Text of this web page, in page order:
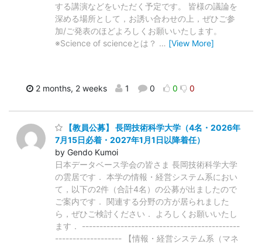
する講演などをいただく予定です。 皆様の議論を
深める場所として，お誘い合わせの上，ぜひご参
加/ご発表のほどよろしくお願いいたします。
※Science of scienceとは？ … [View More]
2 months, 2 weeks 1 0 0 0
【教員公募】 長岡技術科学大学（4名・2026年
7月15日必着・2027年1月1日以降着任）
by Gendo Kumoi
日本データベース学会の皆さま 長岡技術科学大学
の雲居です． 本学の情報・経営システム系におい
て，以下の2件（合計4名）の公募が出ましたので
ご案内です． 関連する分野の方が居られました
ら，ぜひご検討ください． よろしくお願いいたし
ます． ---------------------------------------------
------------------- 【情報・経営システム系（マネ